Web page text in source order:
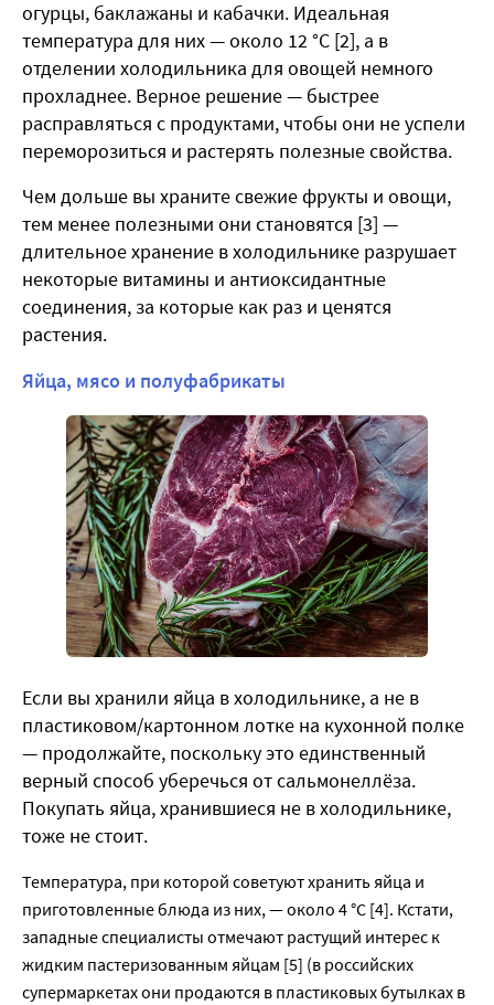
огурцы, баклажаны и кабачки. Идеальная
температура для них — около 12 °C [2], а в
отделении холодильника для овощей немного
прохладнее. Верное решение — быстрее
расправляться с продуктами, чтобы они не успели
переморозиться и растерять полезные свойства.
Чем дольше вы храните свежие фрукты и овощи,
тем менее полезными они становятся [3] —
длительное хранение в холодильнике разрушает
некоторые витамины и антиоксидантные
соединения, за которые как раз и ценятся
растения.
Яйца, мясо и полуфабрикаты
Если вы хранили яйца в холодильнике, а не в
пластиковом/картонном лотке на кухонной полке
— продолжайте, поскольку это единственный
верный способ уберечься от сальмонеллёза.
Покупать яйца, хранившиеся не в холодильнике,
тоже не стоит.
Температура, при которой советуют хранить яйца и
приготовленные блюда из них, — около 4 °C [4]. Кстати,
западные специалисты отмечают растущий интерес к
жидким пастеризованным яйцам [5] (в российских
супермаркетах они продаются в пластиковых бутылках в